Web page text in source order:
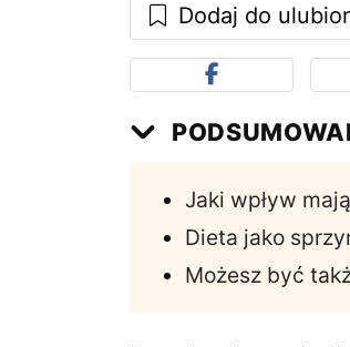
Dodaj do
Jaki wpływ
Dieta jako
Możesz być